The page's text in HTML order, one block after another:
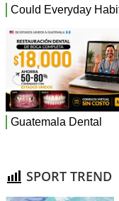
SPORT TREND